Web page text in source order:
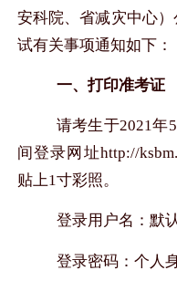
安科院、省减灾中心
试有关事项通知如下：
一、 打印准考证
请考生于2021年5
间登录网址http://ksbm.
贴上1寸彩照。
登录用户名：默
登录密码：个人